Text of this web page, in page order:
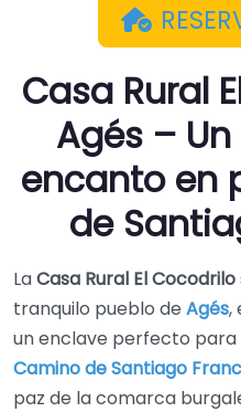
Casa Rural
Agés –
encanto en
de
LaCasa Rural El Cocodrilo
tranquilo pueblo de Agés,
un enclave perfecto
Camino de Santiago
paz de la comarca